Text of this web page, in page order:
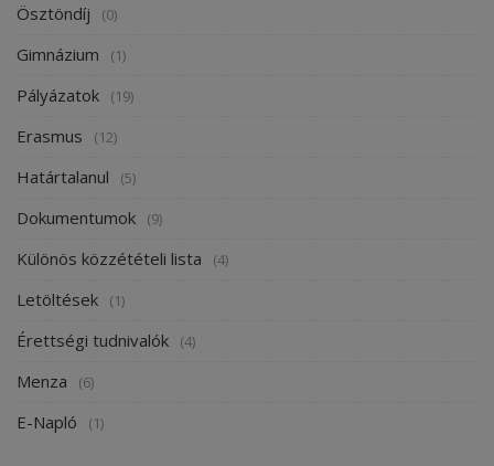
Ösztöndíj (0)
Gimnázium (1)
Pályázatok (19)
Erasmus (12)
Határtalanul (5)
Dokumentumok (9)
Különös közzétételi lista (4)
Letöltések (1)
Érettségi tudnivalók (4)
Menza (6)
E-Napló (1)